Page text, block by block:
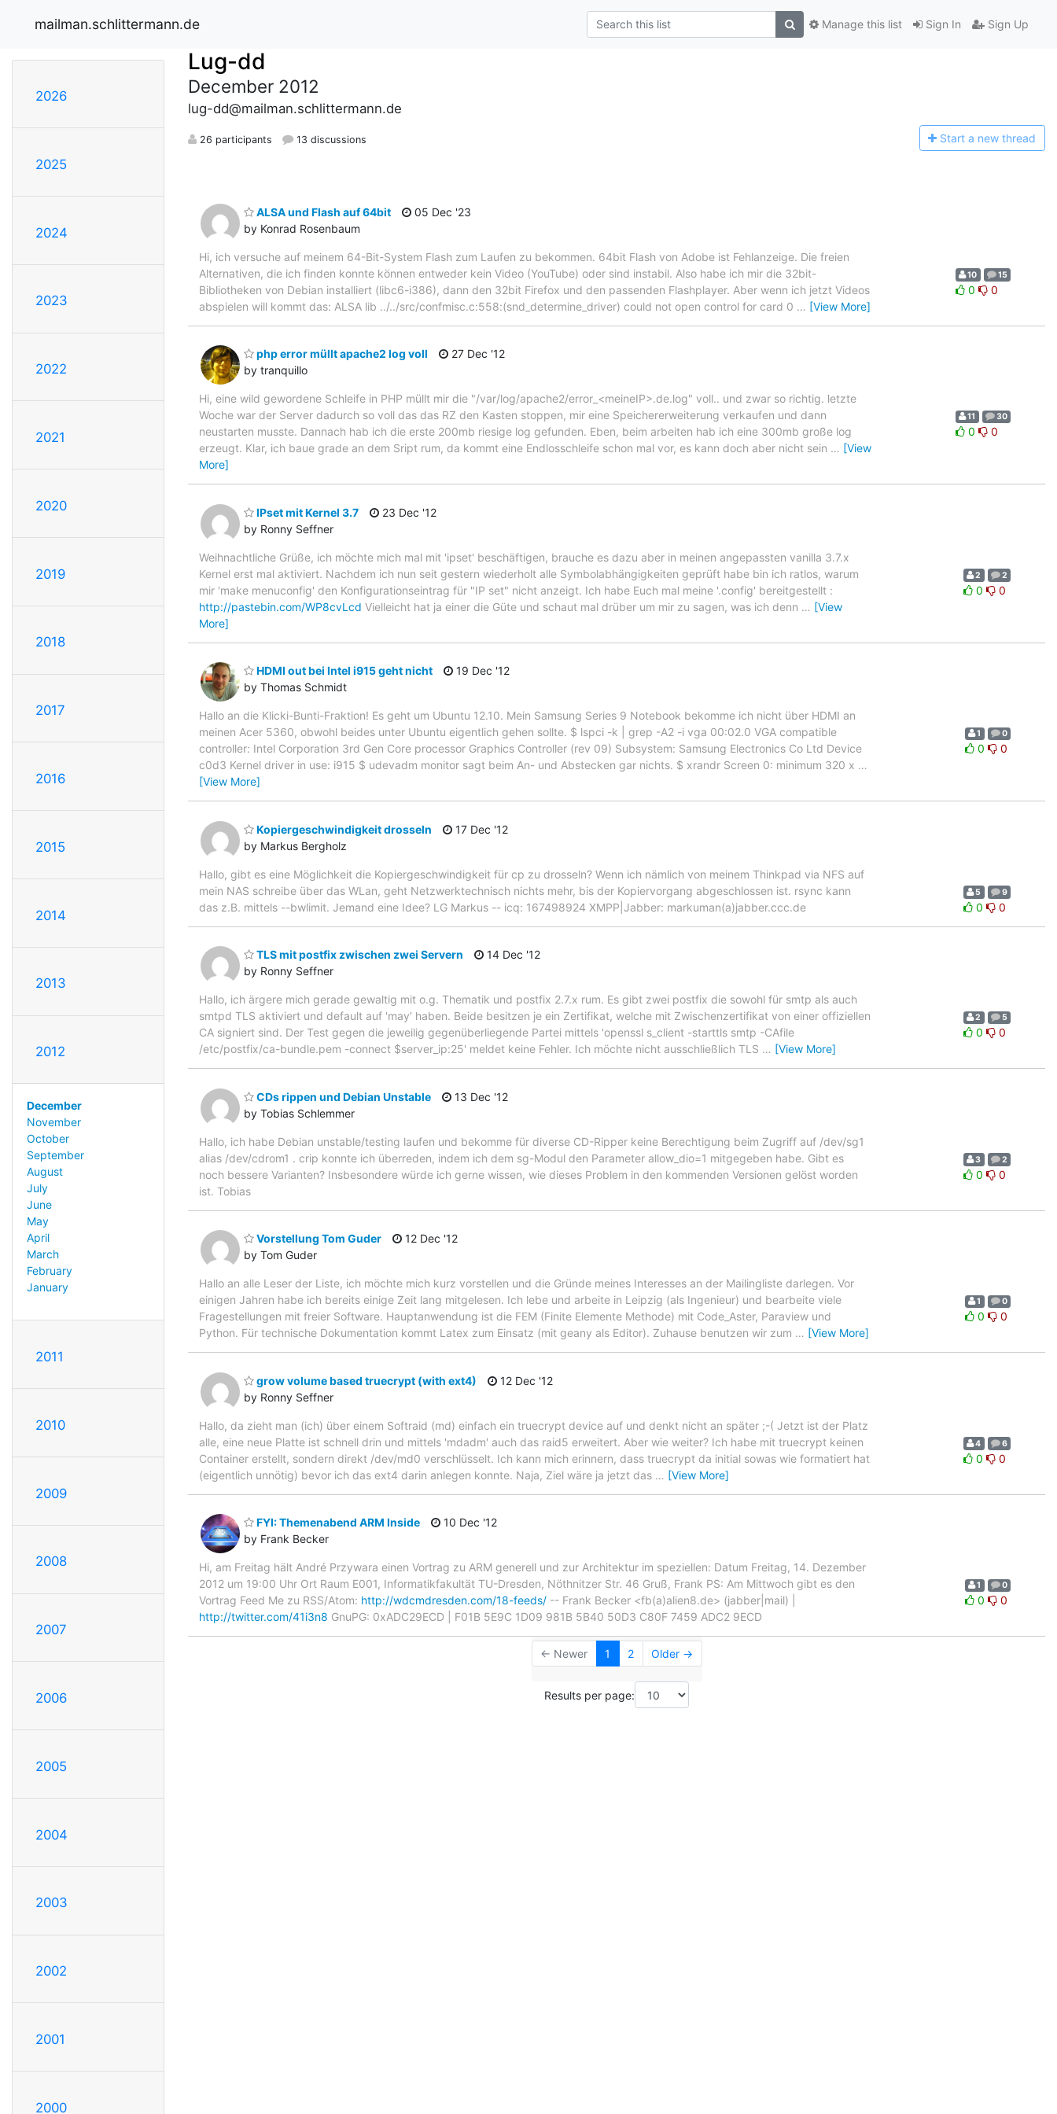
mailman.schlittermann.de Sign In Sign Up
Manage this list
2026
2025
2024
2023
2022
2021
2020
2019
2018
2017
2016
2015
2014
2013
2012
December
November
October
September
August
July
June
May
April
March
February
January
2011
2010
2009
2008
2007
2006
2005
2004
2003
2002
2001
2000
Lug-dd
December 2012
lug-dd@mailman.schlittermann.de
26 participants 13 discussions Start a new thread
ALSA und Flash auf 64bit
by Konrad Rosenbaum
05 Dec '23
Hi, ich versuche auf meinem 64-Bit-System Flash zum Laufen zu bekommen. 64bit Flash von Adobe ist Fehlanzeige. Die freien
Alternativen, die ich finden konnte können entweder kein Video (YouTube) oder sind instabil. Also habe ich mir die 32bit-
Bibliotheken von Debian installiert (libc6-i386), dann den 32bit Firefox und den passenden Flashplayer. Aber wenn ich jetzt Videos
abspielen will kommt das: ALSA lib ../../src/confmisc.c:558:(snd_determine_driver) could not open control for card 0 … [View More]
10 15
0 0
php error müllt apache2 log voll
by tranquillo
27 Dec '12
Hi, eine wild gewordene Schleife in PHP müllt mir die "/var/log/apache2/error_<meineIP>.de.log" voll.. und zwar so richtig. letzte
Woche war der Server dadurch so voll das das RZ den Kasten stoppen, mir eine Speichererweiterung verkaufen und dann
neustarten musste. Dannach hab ich die erste 200mb riesige log gefunden. Eben, beim arbeiten hab ich eine 300mb große log
erzeugt. Klar, ich baue grade an dem Sript rum, da kommt eine Endlosschleife schon mal vor, es kann doch aber nicht sein … [View
More]
11 30
0 0
IPset mit Kernel 3.7
by Ronny Seffner
23 Dec '12
Weihnachtliche Grüße, ich möchte mich mal mit 'ipset' beschäftigen, brauche es dazu aber in meinen angepassten vanilla 3.7.x
Kernel erst mal aktiviert. Nachdem ich nun seit gestern wiederholt alle Symbolabhängigkeiten geprüft habe bin ich ratlos, warum
mir 'make menuconfig' den Konfigurationseintrag für "IP set" nicht anzeigt. Ich habe Euch mal meine '.config' bereitgestellt :
http://pastebin.com/WP8cvLcd Vielleicht hat ja einer die Güte und schaut mal drüber um mir zu sagen, was ich denn … [View
More]
2 2
0 0
HDMI out bei Intel i915 geht nicht
by Thomas Schmidt
19 Dec '12
Hallo an die Klicki-Bunti-Fraktion! Es geht um Ubuntu 12.10. Mein Samsung Series 9 Notebook bekomme ich nicht über HDMI an
meinen Acer 5360, obwohl beides unter Ubuntu eigentlich gehen sollte. $ lspci -k | grep -A2 -i vga 00:02.0 VGA compatible
controller: Intel Corporation 3rd Gen Core processor Graphics Controller (rev 09) Subsystem: Samsung Electronics Co Ltd Device
c0d3 Kernel driver in use: i915 $ udevadm monitor sagt beim An- und Abstecken gar nichts. $ xrandr Screen 0: minimum 320 x …
[View More]
1 0
0 0
Kopiergeschwindigkeit drosseln
by Markus Bergholz
17 Dec '12
Hallo, gibt es eine Möglichkeit die Kopiergeschwindigkeit für cp zu drosseln? Wenn ich nämlich von meinem Thinkpad via NFS auf
mein NAS schreibe über das WLan, geht Netzwerktechnisch nichts mehr, bis der Kopiervorgang abgeschlossen ist. rsync kann
das z.B. mittels --bwlimit. Jemand eine Idee? LG Markus -- icq: 167498924 XMPP|Jabber: markuman(a)jabber.ccc.de
5 9
0 0
TLS mit postfix zwischen zwei Servern
by Ronny Seffner
14 Dec '12
Hallo, ich ärgere mich gerade gewaltig mit o.g. Thematik und postfix 2.7.x rum. Es gibt zwei postfix die sowohl für smtp als auch
smtpd TLS aktiviert und default auf 'may' haben. Beide besitzen je ein Zertifikat, welche mit Zwischenzertifikat von einer offiziellen
CA signiert sind. Der Test gegen die jeweilig gegenüberliegende Partei mittels 'openssl s_client -starttls smtp -CAfile
/etc/postfix/ca-bundle.pem -connect $server_ip:25' meldet keine Fehler. Ich möchte nicht ausschließlich TLS … [View More]
2 5
0 0
CDs rippen und Debian Unstable
by Tobias Schlemmer
13 Dec '12
Hallo, ich habe Debian unstable/testing laufen und bekomme für diverse CD-Ripper keine Berechtigung beim Zugriff auf /dev/sg1
alias /dev/cdrom1 . crip konnte ich überreden, indem ich dem sg-Modul den Parameter allow_dio=1 mitgegeben habe. Gibt es
noch bessere Varianten? Insbesondere würde ich gerne wissen, wie dieses Problem in den kommenden Versionen gelöst worden
ist. Tobias
3 2
0 0
Vorstellung Tom Guder
by Tom Guder
12 Dec '12
Hallo an alle Leser der Liste, ich möchte mich kurz vorstellen und die Gründe meines Interesses an der Mailingliste darlegen. Vor
einigen Jahren habe ich bereits einige Zeit lang mitgelesen. Ich lebe und arbeite in Leipzig (als Ingenieur) und bearbeite viele
Fragestellungen mit freier Software. Hauptanwendung ist die FEM (Finite Elemente Methode) mit Code_Aster, Paraview und
Python. Für technische Dokumentation kommt Latex zum Einsatz (mit geany als Editor). Zuhause benutzen wir zum … [View More]
1 0
0 0
grow volume based truecrypt (with ext4)
by Ronny Seffner
12 Dec '12
Hallo, da zieht man (ich) über einem Softraid (md) einfach ein truecrypt device auf und denkt nicht an später ;-( Jetzt ist der Platz
alle, eine neue Platte ist schnell drin und mittels 'mdadm' auch das raid5 erweitert. Aber wie weiter? Ich habe mit truecrypt keinen
Container erstellt, sondern direkt /dev/md0 verschlüsselt. Ich kann mich erinnern, dass truecrypt da initial sowas wie formatiert hat
(eigentlich unnötig) bevor ich das ext4 darin anlegen konnte. Naja, Ziel wäre ja jetzt das … [View More]
4 6
0 0
FYI: Themenabend ARM Inside
by Frank Becker
10 Dec '12
Hi, am Freitag hält André Przywara einen Vortrag zu ARM generell und zur Architektur im speziellen: Datum Freitag, 14. Dezember
2012 um 19:00 Uhr Ort Raum E001, Informatikfakultät TU-Dresden, Nöthnitzer Str. 46 Gruß, Frank PS: Am Mittwoch gibt es den
Vortrag Feed Me zu RSS/Atom: http://wdcmdresden.com/18-feeds/ -- Frank Becker <fb(a)alien8.de> (jabber|mail) |
http://twitter.com/41i3n8 GnuPG: 0xADC29ECD | F01B 5E9C 1D09 981B 5B40 50D3 C80F 7459 ADC2 9ECD
1 0
0 0
← Newer 1 2 Older →
Results per page: